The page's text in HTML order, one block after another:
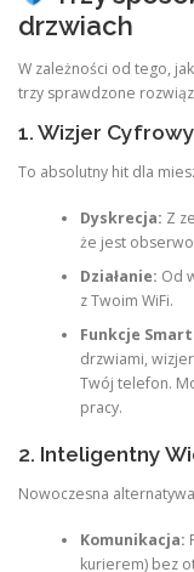
drzwiach
W zależności od tego,
trzy sprawdzone
1. Wizjer
To absolutny hit dla
Dyskrecja: Z
że jest
Działanie: Od
z Twoim WiFi.
Funkcje
drzwiami,
Twój telefon.
pracy.
2. Inteligentny
Nowoczesna
Komunikacja:
kurierem) bez